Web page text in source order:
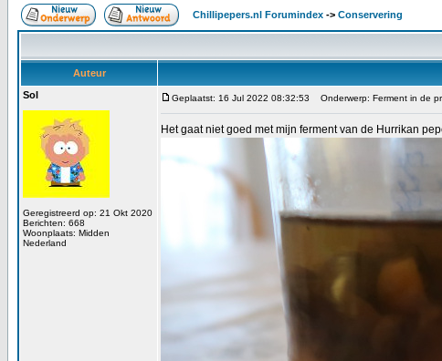
Chillipepers.nl Forumindex -> Conservering
Auteur
Sol
Geregistreerd op: 21 Okt 2020
Berichten: 668
Woonplaats: Midden
Nederland
Geplaatst: 16 Jul 2022 08:32:53 Onderwerp: Ferment in de
Het gaat niet goed met mijn ferment van de Hurrikan